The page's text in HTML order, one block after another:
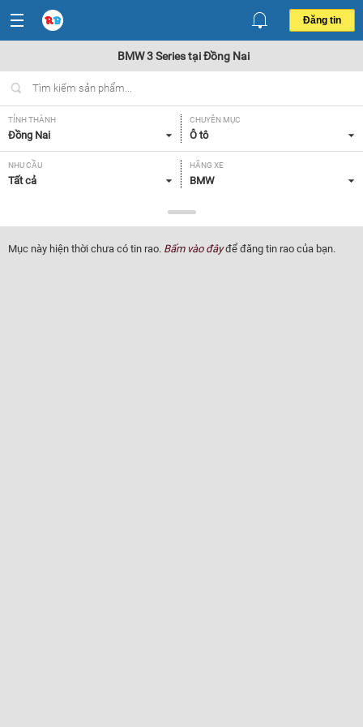
Đăng tin
BMW 3 Series tại Đồng Nai
TỈNH THÀNH
Đồng Nai
CHUYÊN MỤC
Ô tô
NHU CẦU
Tất cả
HÃNG XE
BMW
3 Series
NĂM SẢN XUẤT
Tất cả
GIÁ XE XUẤT XỨ
Mục này hiện thời chưa có tin rao. Bấm vào đâyđể đăng tin rao của bạn.